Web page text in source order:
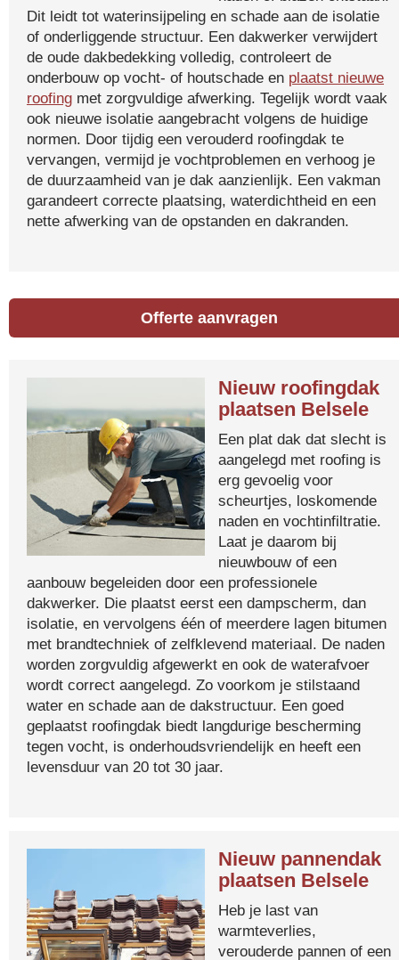
Dit leidt tot waterinsijpeling en schade aan de isolatie
of onderliggende structuur. Een dakwerker verwijdert
de oude dakbedekking volledig, controleert de
onderbouw op vocht- of houtschade en plaatst nieuwe
roofing met zorgvuldige afwerking. Tegelijk wordt vaak
ook nieuwe isolatie aangebracht volgens de huidige
normen. Door tijdig een verouderd roofingdak te
vervangen, vermijd je vochtproblemen en verhoog je
de duurzaamheid van je dak aanzienlijk. Een vakman
garandeert correcte plaatsing, waterdichtheid en een
nette afwerking van de opstanden en dakranden.
Offerte aanvragen
Nieuw roofingdak
plaatsen Belsele
Een plat dak dat slecht is
aangelegd met roofing is
erg gevoelig voor
scheurtjes, loskomende
naden en vochtinfiltratie.
Laat je daarom bij
nieuwbouw of een
aanbouw begeleiden door een professionele
dakwerker. Die plaatst eerst een dampscherm, dan
isolatie, en vervolgens één of meerdere lagen bitumen
met brandtechniek of zelfklevend materiaal. De naden
worden zorgvuldig afgewerkt en ook de waterafvoer
wordt correct aangelegd. Zo voorkom je stilstaand
water en schade aan de dakstructuur. Een goed
geplaatst roofingdak biedt langdurige bescherming
tegen vocht, is onderhoudsvriendelijk en heeft een
levensduur van 20 tot 30 jaar.
Nieuw pannendak
plaatsen Belsele
Heb je last van
warmteverlies,
verouderde pannen of een